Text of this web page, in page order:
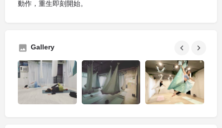
動作，重生即刻開始。
Gallery